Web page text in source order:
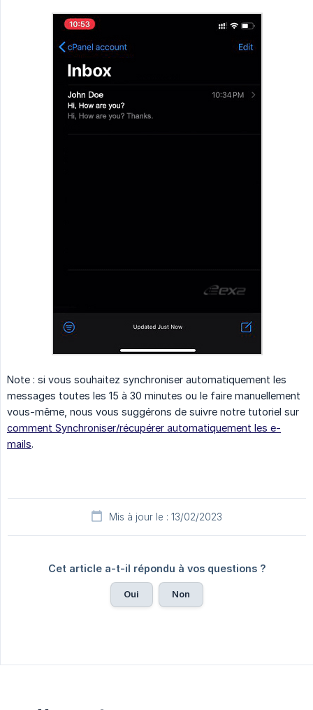
Note : si vous souhaitez synchroniser automatiquement les
messages toutes les 15 à 30 minutes ou le faire manuellement
vous-même, nous vous suggérons de suivre notre tutoriel sur
comment Synchroniser/récupérer automatiquement les e-
mails.
Mis à jour le : 13/02/2023
Cet article a-t-il répondu à vos questions ?
Oui Non